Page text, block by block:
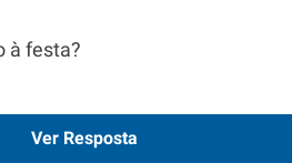
à festa?
Ver Resposta